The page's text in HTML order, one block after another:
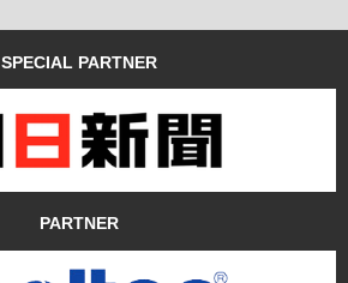
SPECIAL PARTNER
PARTNER